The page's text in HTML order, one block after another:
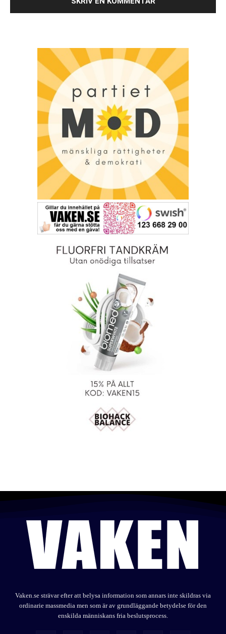
Vaken.se strävar efter att belysa information som annars inte skildras via
ordinarie massmedia men som är av grundläggande betydelse för den
enskilda människans fria beslutsprocess.